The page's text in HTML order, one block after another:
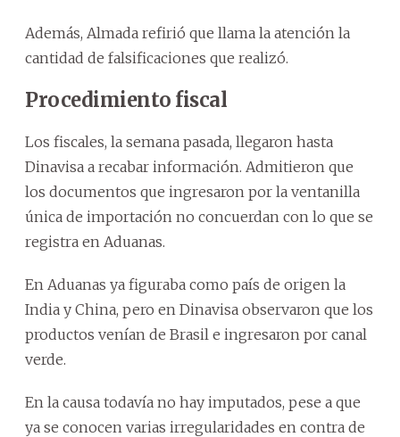
Además, Almada refirió que llama la atención la
cantidad de falsificaciones que realizó.
Procedimiento fiscal
Los fiscales, la semana pasada, llegaron hasta
Dinavisa a recabar información. Admitieron que
los documentos que ingresaron por la ventanilla
única de importación no concuerdan con lo que se
registra en Aduanas.
En Aduanas ya figuraba como país de origen la
India y China, pero en Dinavisa observaron que los
productos venían de Brasil e ingresaron por canal
verde.
En la causa todavía no hay imputados, pese a que
ya se conocen varias irregularidades en contra de